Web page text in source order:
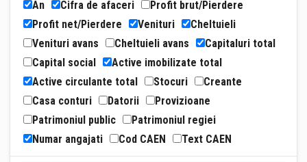
An Cifra de afaceri
Profit brut/Pierdere
Profit net/Pierdere
Venituri
Cheltuieli
Venituri avans
Cheltuieli avans
Capitaluri total
Capital social
Active imobilizate total
Active circulante total
Stocuri
Creante
Casa conturi
Datorii
Provizioane
Patrimoniul public
Patrimoniul regiei
Numar angajati
Cod CAEN Text CAEN